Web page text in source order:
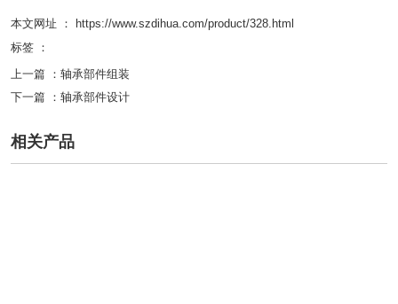
本文网址 ： https://www.szdihua.com/product/328.html
标签 ：
上一篇 ： 轴承部件组装
下一篇 ： 轴承部件设计
相关产品